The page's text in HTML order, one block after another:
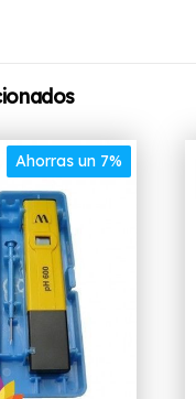
Ahorras un 7%